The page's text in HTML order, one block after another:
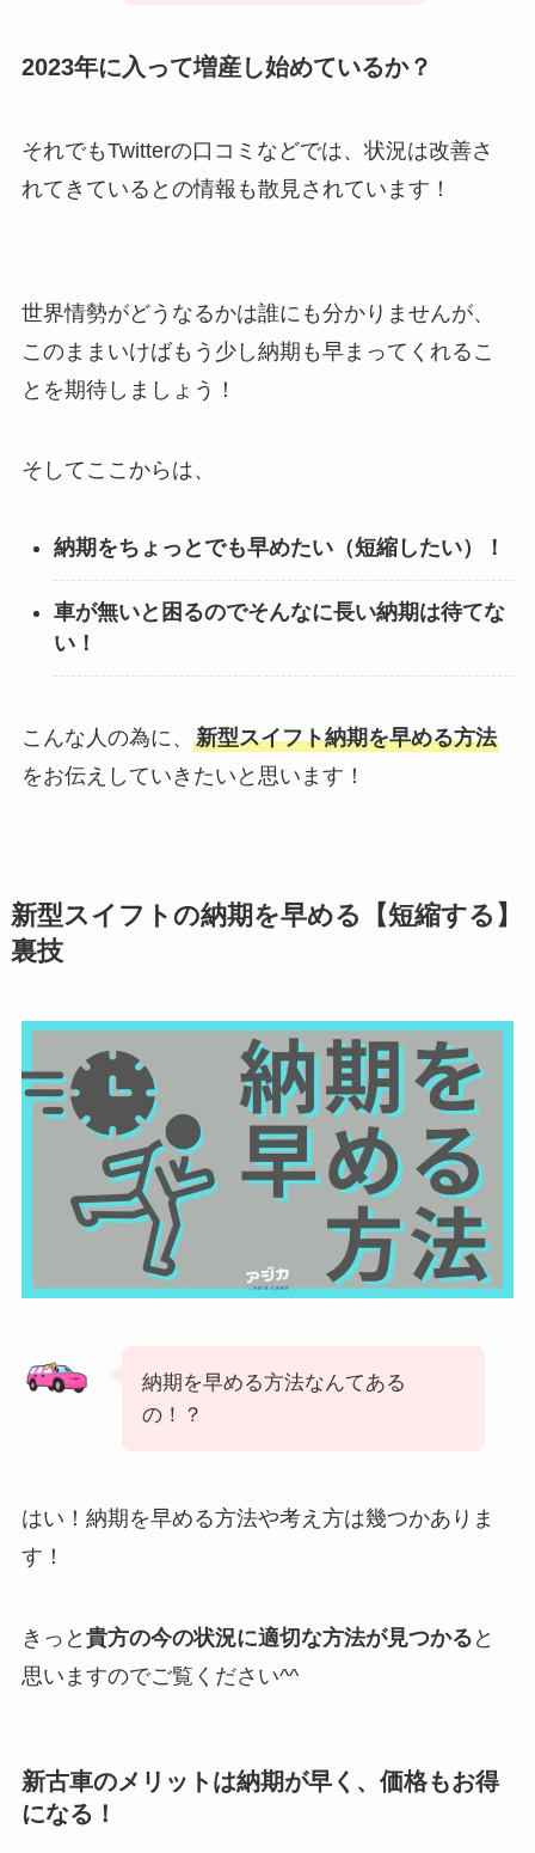
2023年に入って増産し始めているか？
それでもTwitterの口コミなどでは、状況は改善さ
れてきているとの情報も散見されています！
世界情勢がどうなるかは誰にも分かりませんが、
このままいけばもう少し納期も早まってくれるこ
とを期待しましょう！
そしてここからは、
納期をちょっとでも早めたい（短縮したい）！
車が無いと困るのでそんなに長い納期は待てな
い！
こんな人の為に、 新型スイフト納期を早める方法
をお伝えしていきたいと思います！
新型スイフトの納期を早める【短縮する】
裏技
納期を早める方法なんてある
の！？
はい！納期を早める方法や考え方は幾つかありま
す！
きっと 貴方の今の状況に適切な方法が見つかる と
思いますのでご覧ください^^
新古車のメリットは納期が早く、価格もお得
になる！